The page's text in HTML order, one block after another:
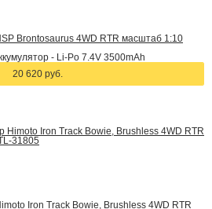
Brontosaurus 4WD RTR масштаб 1:10
- Li-Po 7.4V 3500mAh
20 620 руб.
Iron Track Bowie, Brushless 4WD RTR